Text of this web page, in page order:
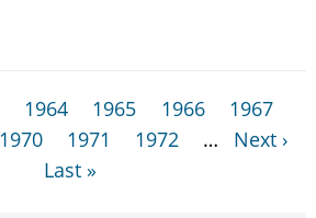
1964 1965 1966
1967
1970 1971 1972 …
Next ›
Last »